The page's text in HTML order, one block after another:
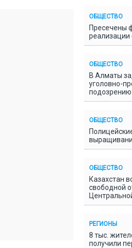
ОБЩЕСТВО
Пресечены
реализации
ОБЩЕСТВО
В Алматы
уголовно-
подозрению
ОБЩЕСТВО
ОБЩЕСТВО
Казахстан
свободной
РЕГИОНЫ
8 тыс.
получили